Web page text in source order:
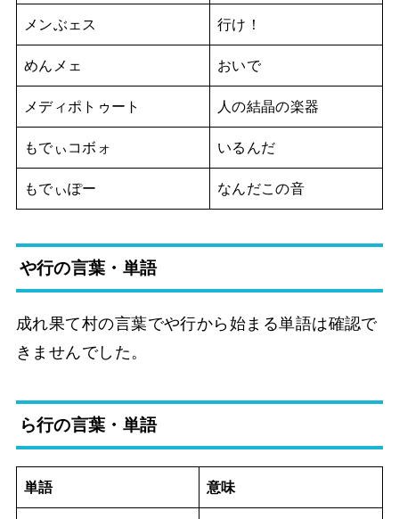
メンぶェス 行け！
めんメェ おいで
メディポトゥート 人の結晶の楽器
もでぃコボォ いるんだ
もでぃぽー なんだこの音
や行の言葉・単語
成れ果て村の言葉でや行から始まる単語は確認で
きませんでした。
ら行の言葉・単語
単語 意味